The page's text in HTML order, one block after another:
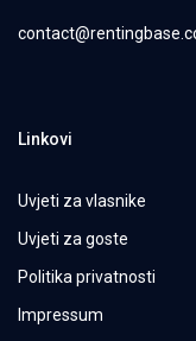
Linkovi
Uvjeti za vlasnike
Uvjeti za goste
Politika privatnosti
Impressum